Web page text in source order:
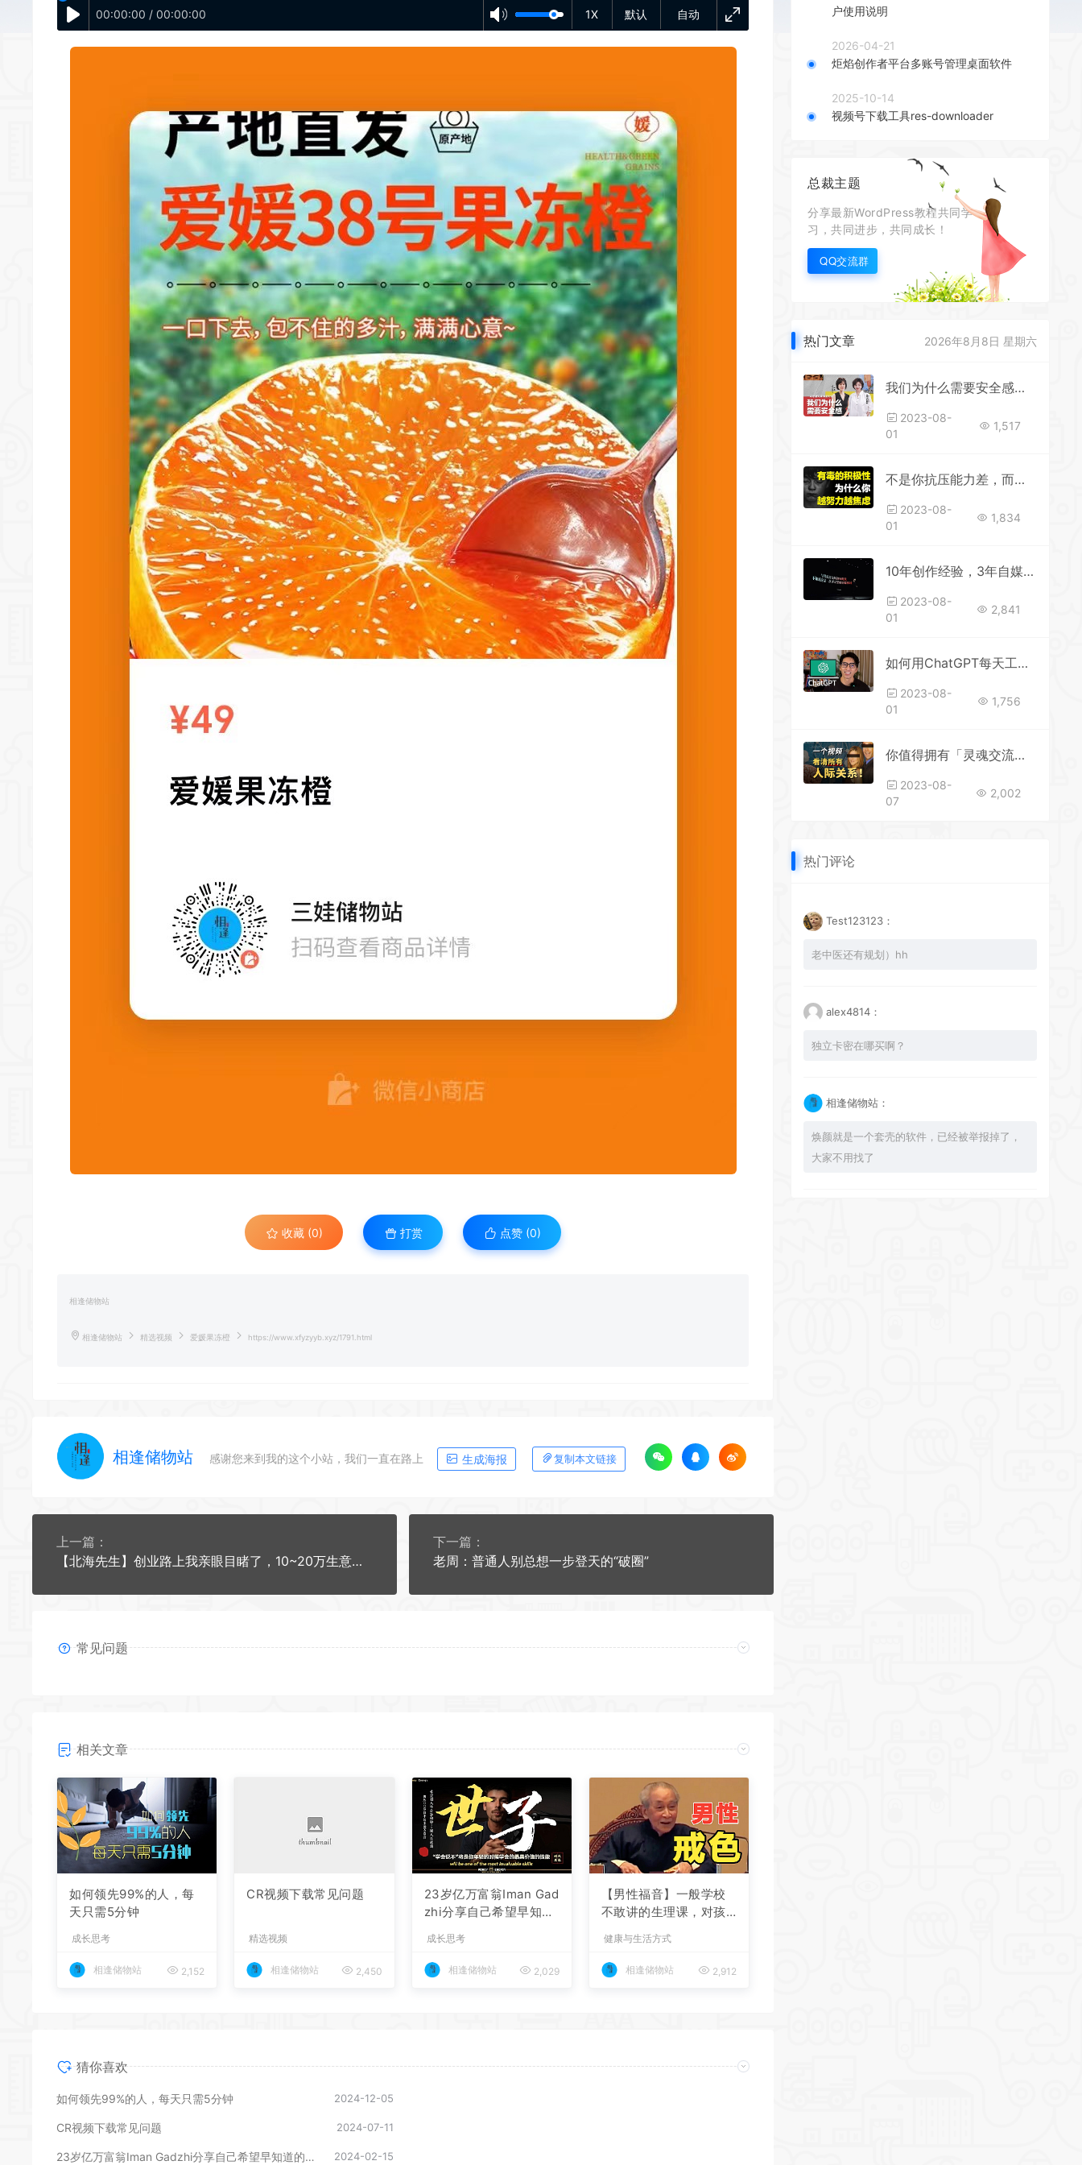
自动
1X 默认
00:00:00 / 00:00:00
收藏 (0) 打赏 点赞 (0)
相逢储物站
相逢储物站 精选视频 爱媛果冻橙 https://www.xfyzyyb.xyz/1791.html
相逢储物站 感谢您来到我的这个小站，我们一直在路上 生成海报 复制本文链接
上一篇：
【北海先生】创业路上我亲眼目睹了，10~20万生意的成功，穷二代的逆袭。
下一篇：
老周：普通人别总想一步登天的“破圈”
常见问题
相关文章
如何领先99%的人，每
天只需5分钟
成长思考
相逢储物站 2,152
CR视频下载常见问题
精选视频
相逢储物站 2,450
23岁亿万富翁Iman Gad
zhi分享自己希望早知道
成长思考
相逢储物站 2,029
【男性福音】一般学校
不敢讲的生理课，对孩
了！（南怀瑾大师）
健康与生活方式
相逢储物站 2,912
猜你喜欢
如何领先99%的人，每天只需5分钟 2024-12-05
CR视频下载常见问题 2024-07-11
23岁亿万富翁Iman Gadzhi分享自己希望早知道的17条人生建议 2024-02-15
户使用说明
2026-04-21
炬焰创作者平台多账号管理桌面软件
2025-10-14
视频号下载工具res-downloader
总裁主题
分享最新WordPress教程共同学
习，共同进步，共同成长！
QQ交流群
热门文章 2026年8月8日 星期六
我们为什么需要安全感（一凡年度大课，内部分享）
2023-08-
01
1,517
不是你抗压能力差，而是社会压力大！别再逼自己了，有毒的积极性只会让你“越努力越焦虑”！
2023-08-
01
1,834
10年创作经验，3年自媒体经验，都在这2小时里
2023-08-
01
2,841
如何用ChatGPT每天工作4小时？
2023-08-
01
1,756
你值得拥有「灵魂交流」的朋友吗？社会学大师教你如何改写社交焦虑
2023-08-
07
2,002
热门评论
Test123123：
老中医还有规划）hh
alex4814：
独立卡密在哪买啊？
相逢储物站：
焕颜就是一个套壳的软件，已经被举报掉了，
大家不用找了